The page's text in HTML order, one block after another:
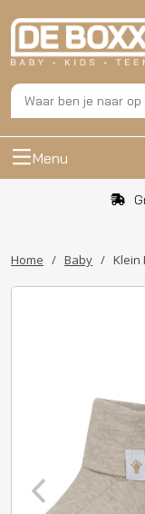
Menu
Home / Baby / Klein